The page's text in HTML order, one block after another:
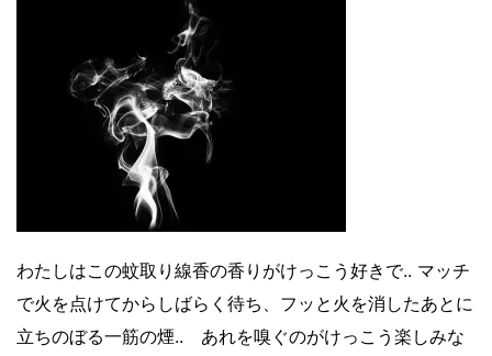
わたしはこの蚊取り線香の香りがけっこう好きで.. マッチ
で火を点けてからしばらく待ち、フッと火を消したあとに
立ちのぼる一筋の煙.. あれを嗅ぐのがけっこう楽しみな